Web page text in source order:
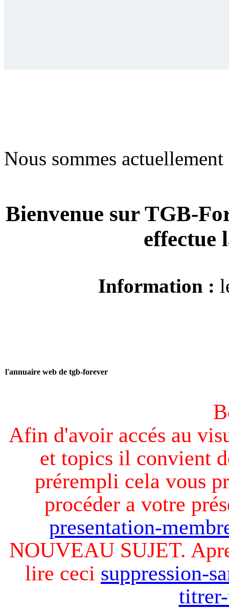
Nous sommes
Bienvenue sur TGB-
Information :
l'annuaire web de tgb-forever
Afin d'avoir accés au
et topics il convient
prérempli cela vous
procéder a votre
presentation-
NOUVEAU SUJET.
lire ceci suppression-